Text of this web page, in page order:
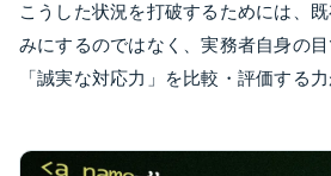
こうした状況を打破するためには、
みにするのではなく、実務者自身の
「誠実な対応力」を比較・評価する力